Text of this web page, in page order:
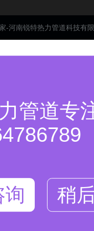
河南锐特热力管道科技有
管道专
询 稍